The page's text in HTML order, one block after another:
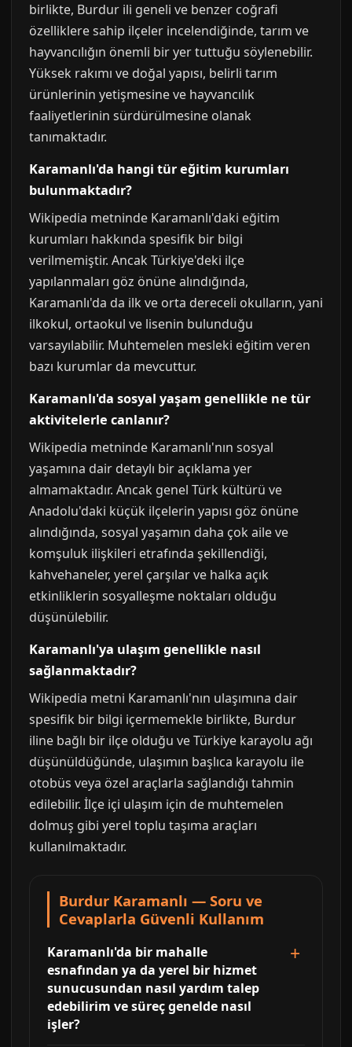
birlikte, Burdur ili geneli ve benzer coğrafi
özelliklere sahip ilçeler incelendiğinde, tarım ve
hayvancılığın önemli bir yer tuttuğu söylenebilir.
Yüksek rakımı ve doğal yapısı, belirli tarım
ürünlerinin yetişmesine ve hayvancılık
faaliyetlerinin sürdürülmesine olanak
tanımaktadır.
Karamanlı'da hangi tür eğitim kurumları
bulunmaktadır?
Wikipedia metninde Karamanlı'daki eğitim
kurumları hakkında spesifik bir bilgi
verilmemiştir. Ancak Türkiye'deki ilçe
yapılanmaları göz önüne alındığında,
Karamanlı'da da ilk ve orta dereceli okulların, yani
ilkokul, ortaokul ve lisenin bulunduğu
varsayılabilir. Muhtemelen mesleki eğitim veren
bazı kurumlar da mevcuttur.
Karamanlı'da sosyal yaşam genellikle ne tür
aktivitelerle canlanır?
Wikipedia metninde Karamanlı'nın sosyal
yaşamına dair detaylı bir açıklama yer
almamaktadır. Ancak genel Türk kültürü ve
Anadolu'daki küçük ilçelerin yapısı göz önüne
alındığında, sosyal yaşamın daha çok aile ve
komşuluk ilişkileri etrafında şekillendiği,
kahvehaneler, yerel çarşılar ve halka açık
etkinliklerin sosyalleşme noktaları olduğu
düşünülebilir.
Karamanlı'ya ulaşım genellikle nasıl
sağlanmaktadır?
Wikipedia metni Karamanlı'nın ulaşımına dair
spesifik bir bilgi içermemekle birlikte, Burdur
iline bağlı bir ilçe olduğu ve Türkiye karayolu ağı
düşünüldüğünde, ulaşımın başlıca karayolu ile
otobüs veya özel araçlarla sağlandığı tahmin
edilebilir. İlçe içi ulaşım için de muhtemelen
dolmuş gibi yerel toplu taşıma araçları
kullanılmaktadır.
Burdur Karamanlı — Soru ve
Cevaplarla Güvenli Kullanım
Karamanlı'da bir mahalle
esnafından ya da yerel bir hizmet
sunucusundan nasıl yardım talep
edebilirim ve süreç genelde nasıl
işler?